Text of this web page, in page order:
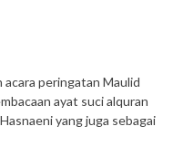
acara peringatan Maulid
ayat suci alquran
yang juga sebagai